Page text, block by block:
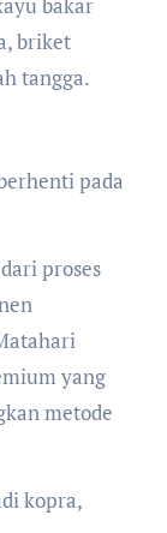
briket
tangga.
pada
proses
yang
metode
kopra,